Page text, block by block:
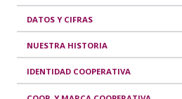
DATOS Y CIFRAS
NUESTRA HISTORIA
IDENTIDAD COOPERATIVA